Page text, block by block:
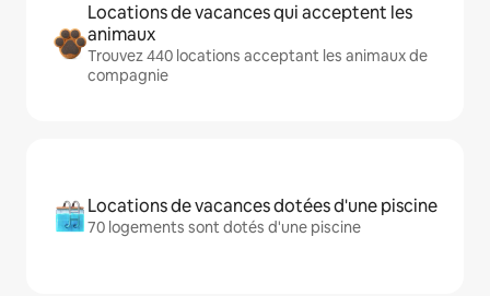
Locations de vacances qui acceptent les
animaux
Trouvez 440 locations acceptant les animaux de
compagnie
Locations de vacances dotées d'une piscine
70 logements sont dotés d'une piscine